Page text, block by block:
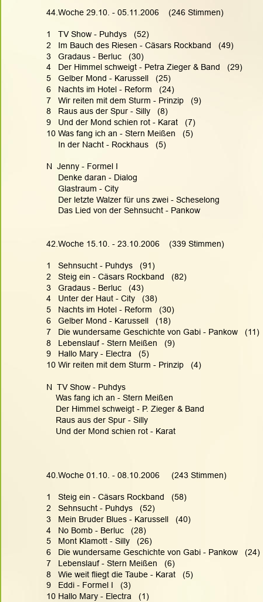
44.Woche 29.10. - 05.11.2006    (246 Stimmen)
1   TV Show - Puhdys   (52)
2   Im Bauch des Riesen - Cäsars Rockband   (49)
3   Gradaus - Berluc   (30)
4   Der Himmel schweigt - Petra Zieger & Band   (29)
5   Gelber Mond - Karussell   (25)
6   Nachts im Hotel - Reform   (24)
7   Wir reiten mit dem Sturm - Prinzip   (9)
8   Raus aus der Spur - Silly   (8)
9   Und der Mond schien rot - Karat   (7)
10 Was fang ich an - Stern Meißen   (5)
     In der Nacht - Rockhaus   (5)
N  Jenny - Formel I
     Denke daran - Dialog
     Glastraum - City
     Der letzte Walzer für uns zwei - Scheselong
     Das Lied von der Sehnsucht - Pankow
42.Woche 15.10. - 23.10.2006    (339 Stimmen)
1   Sehnsucht - Puhdys   (91)
2   Steig ein - Cäsars Rockband   (82)
3   Gradaus - Berluc   (43)
4   Unter der Haut - City   (38)
5   Nachts im Hotel - Reform   (30)
6   Gelber Mond - Karussell   (18)
7   Die wundersame Geschichte von Gabi - Pankow   (11)
8   Lebenslauf - Stern Meißen   (9)
9   Hallo Mary - Electra   (5)
10 Wir reiten mit dem Sturm - Prinzip   (4)
N  TV Show - Puhdys
    Was fang ich an - Stern Meißen
    Der Himmel schweigt - P. Zieger & Band
    Raus aus der Spur - Silly
    Und der Mond schien rot - Karat
40.Woche 01.10. - 08.10.2006     (243 Stimmen)
1   Steig ein - Cäsars Rockband   (58)
2   Sehnsucht - Puhdys   (52)
3   Mein Bruder Blues - Karussell   (40)
4   No Bomb - Berluc   (28)
5   Mont Klamott - Silly   (26)
6   Die wundersame Geschichte von Gabi - Pankow   (24)
7   Lebenslauf - Stern Meißen   (6)
8   Wie weit fliegt die Taube - Karat   (5)
9   Eddi - Formel I   (3)
10 Hallo Mary - Electra   (1)